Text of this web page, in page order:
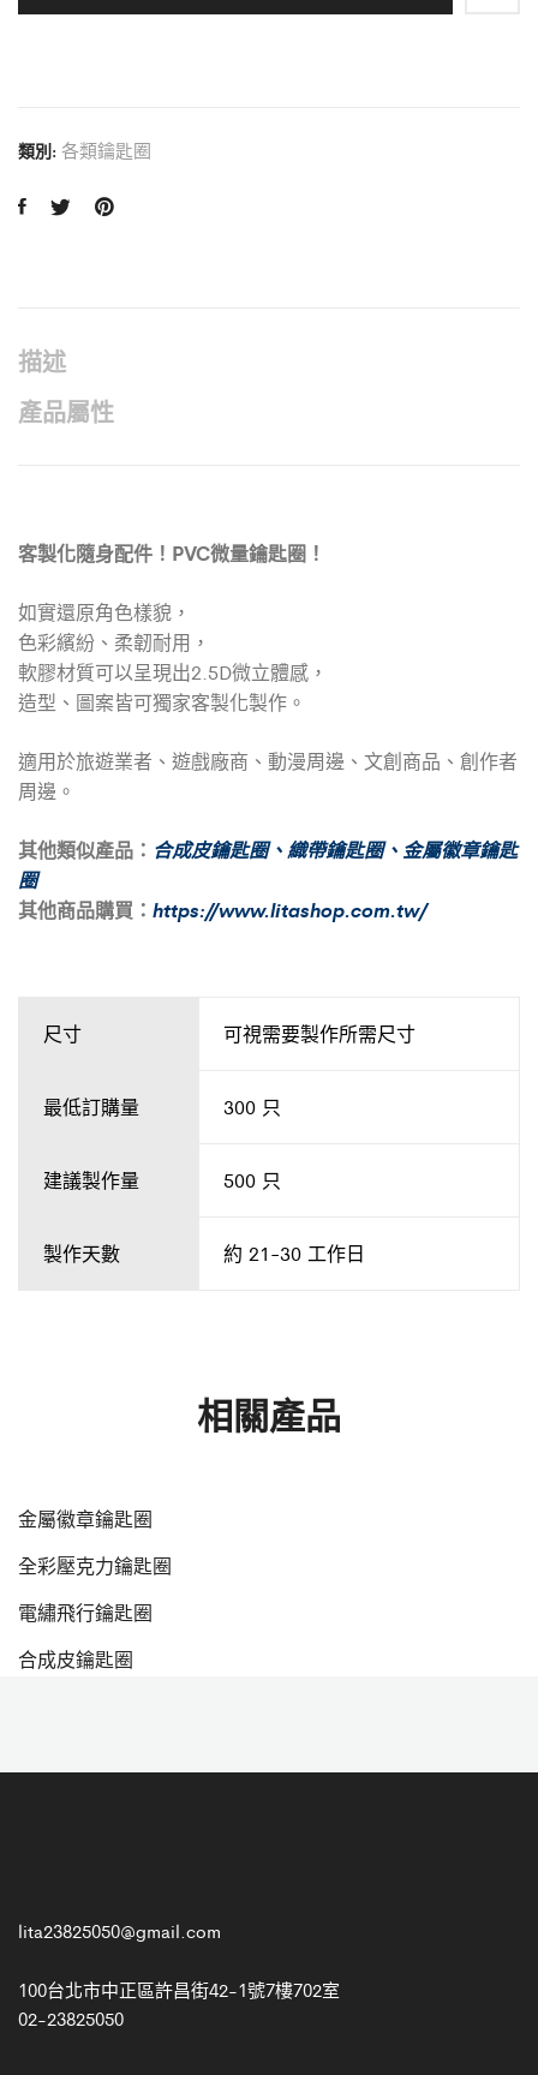
類別: 各類鑰匙圈
描述
產品屬性
客製化隨身配件！PVC微量鑰匙圈！
如實還原角色樣貌，
色彩繽紛、柔韌耐用，
軟膠材質可以呈現出2.5D微立體感，
造型、圖案皆可獨家客製化製作。
適用於旅遊業者、遊戲廠商、動漫周邊、文創商品、創作者
周邊。
其他類似產品： 合成皮鑰匙圈、 織帶鑰匙圈、 金屬徽章鑰匙
圈
其他商品購買： https://www.litashop.com.tw/
尺寸 可視需要製作所需尺寸
最低訂購量 300 只
建議製作量 500 只
製作天數 約 21-30 工作日
相關產品
金屬徽章鑰匙圈
hot
全彩壓克力鑰匙圈
電繡飛行鑰匙圈
合成皮鑰匙圈
lita23825050@gmail.com
100台北市中正區許昌街42-1號7樓702室
02-23825050